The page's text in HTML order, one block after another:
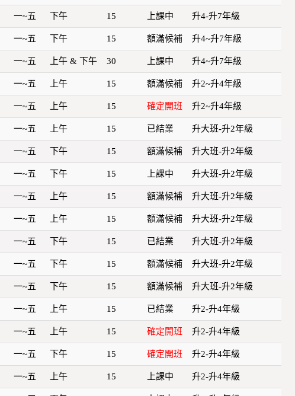
一~五 下午 15 上課中 升4-升7年級
一~五 下午 15 額滿候補 升4~升7年級
一~五 上午 & 下午 30 上課中 升4~升7年級
一~五 上午 15 額滿候補 升2~升4年級
一~五 上午 15 確定開班 升2~升4年級
一~五 上午 15 已結業 升大班-升2年級
一~五 下午 15 額滿候補 升大班-升2年級
一~五 下午 15 上課中 升大班-升2年級
一~五 上午 15 額滿候補 升大班-升2年級
一~五 上午 15 額滿候補 升大班-升2年級
一~五 下午 15 已結業 升大班-升2年級
一~五 下午 15 額滿候補 升大班-升2年級
一~五 下午 15 額滿候補 升大班-升2年級
一~五 上午 15 已結業 升2-升4年級
一~五 上午 15 確定開班 升2-升4年級
一~五 下午 15 確定開班 升2-升4年級
一~五 上午 15 上課中 升2-升4年級